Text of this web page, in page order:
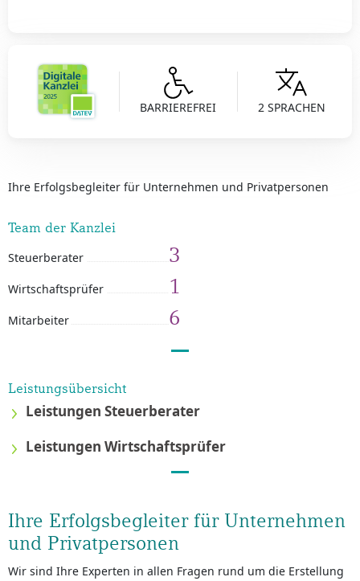
BARRIEREFREI 2 SPRACHEN
Ihre Erfolgsbegleiter für Unternehmen und Privatpersonen
Team der Kanzlei
Steuerberater 3
Wirtschaftsprüfer 1
Mitarbeiter 6
Leistungsübersicht
Leistungen Steuerberater
Leistungen Wirtschaftsprüfer
Ihre Erfolgsbegleiter für Unternehmen
und Privatpersonen
Wir sind Ihre Experten in allen Fragen rund um die Erstellung